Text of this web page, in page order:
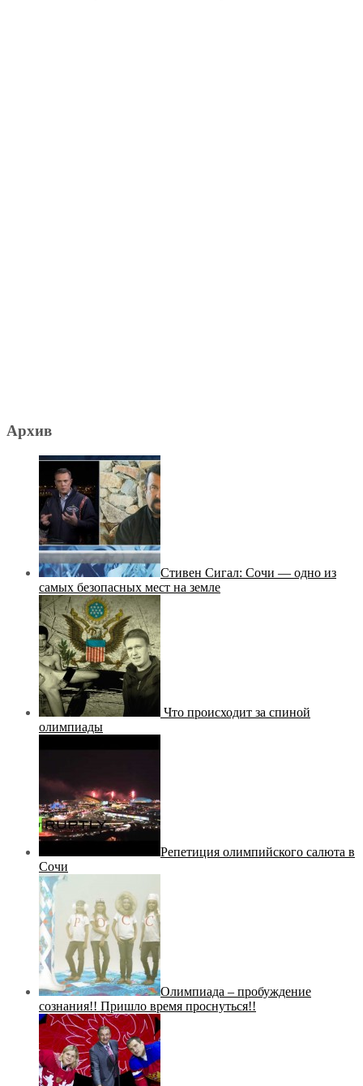
Архив
Стивен Сигал: Сочи — одно из
самых безопасных мест на земле
Что происходит за спиной
олимпиады
Репетиция олимпийского салюта в
Сочи
Олимпиада – пробуждение
сознания!! Пришло время проснуться!!